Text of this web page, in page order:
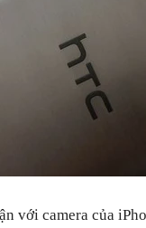
với camera của